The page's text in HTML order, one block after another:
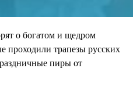
о богатом и щедром
проходили трапезы русских
пиры от